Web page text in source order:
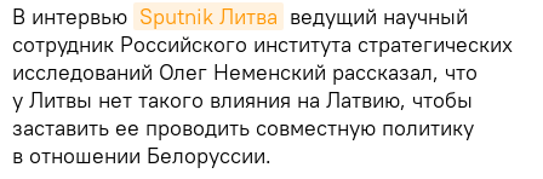
В интервью Sputnik Литва ведущий научный
сотрудник Российского института стратегических
исследований Олег Неменский рассказал, что
у Литвы нет такого влияния на Латвию, чтобы
заставить ее проводить совместную политику
в отношении Белоруссии.